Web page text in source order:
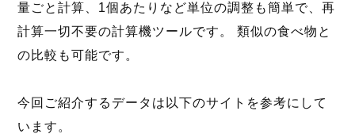
量ごと計算、1個あたりなど単位の調整も簡単で、再
計算一切不要の計算機ツールです。 類似の食べ物と
の比較も可能です。
今回ご紹介するデータは以下のサイトを参考にして
います。